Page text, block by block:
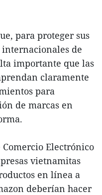
para proteger sus
de
importante que las
claramente
para
de marcas en
Electrónico
vietnamitas
en línea a
deberían hacer